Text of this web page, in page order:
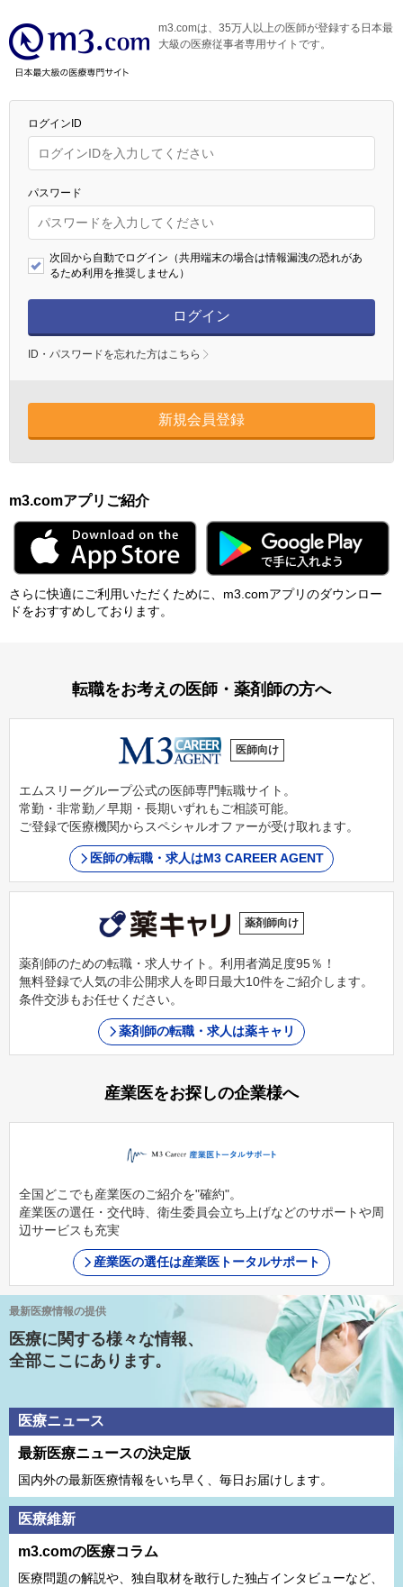
m3.comは、35万人以上の医師が登録する日本最
大級の医療従事者専用サイトです。
ログインID
パスワード
次回から自動でログイン（共用端末の場合は情報漏洩の恐れがあ
るため利用を推奨しません）
ログイン
ID・パスワードを忘れた方はこちら
新規会員登録
m3.comアプリご紹介
さらに快適にご利⽤いただくために、m3.comアプリのダウンロー
ドをおすすめしております。
転職をお考えの医師・薬剤師の方へ
医師向け
エムスリーグループ公式の医師専門転職サイト。
常勤・非常勤／早期・長期いずれもご相談可能。
ご登録で医療機関からスペシャルオファーが受け取れます。
医師の転職・求人はM3 CAREER AGENT
薬剤師向け
薬剤師のための転職・求人サイト。利用者満足度95％！
無料登録で人気の非公開求人を即日最大10件をご紹介します。
条件交渉もお任せください。
薬剤師の転職・求人は薬キャリ
産業医をお探しの企業様へ
全国どこでも産業医のご紹介を"確約"。
産業医の選任・交代時、衛生委員会立ち上げなどのサポートや周
辺サービスも充実
産業医の選任は産業医トータルサポート
最新医療情報の提供
医療に関する様々な情報、
全部ここにあります。
医療ニュース
最新医療ニュースの決定版
国内外の最新医療情報をいち早く、毎日お届けします。
医療維新
m3.comの医療コラム
医療問題の解説や、独⾃取材を敢⾏した独占インタビューなど、